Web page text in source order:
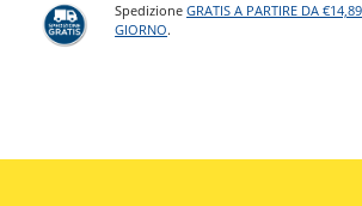
SpedizioneGRATIS A PARTIRE DA
GIORNO.